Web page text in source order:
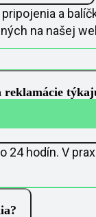
a
na našej
24 hodín. V